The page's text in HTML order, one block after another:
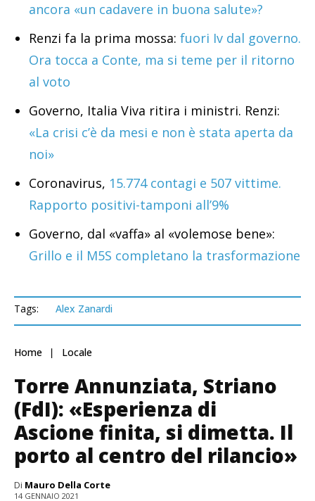
ancora «un cadavere in buona salute»?
Renzi fa la prima mossa: fuori Iv dal governo.
Ora tocca a Conte, ma si teme per il ritorno
al voto
Governo, Italia Viva ritira i ministri. Renzi:
«La crisi c’è da mesi e non è stata aperta da
noi»
Coronavirus, 15.774 contagi e 507 vittime.
Rapporto positivi-tamponi all’9%
Governo, dal «vaffa» al «volemose bene»:
Grillo e il M5S completano la trasformazione
Tags: Alex Zanardi
Home Locale
Torre Annunziata, Striano
(FdI): «Esperienza di
Ascione finita, si dimetta. Il
porto al centro del rilancio»
Di Mauro Della Corte
14 GENNAIO 2021